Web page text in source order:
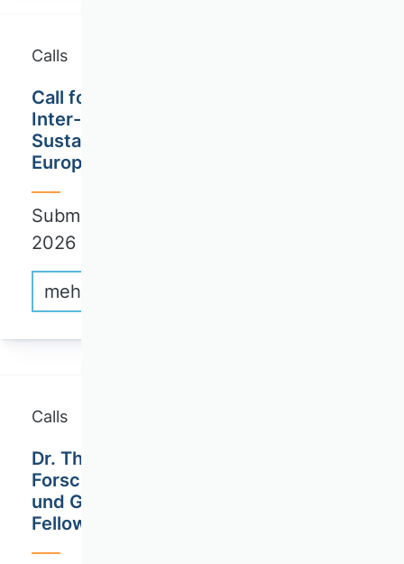
Calls
Call for Special Issue: Governance of
Inter-organizational Networks for
Sustainability in the Digital Era /
European Management Review (EMR)
Submission deadline: September 30,
2026
mehr erfahren
Calls
Dr. Theo und Friedl Schöller
Forschungszentrum für Wirtschaft
und Gesellschaft: Ausschreibung von
Fellowships